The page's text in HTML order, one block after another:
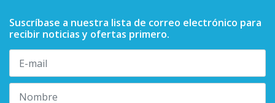
Suscríbase a nuestra lista de correo electrónico para
recibir noticias y ofertas primero.